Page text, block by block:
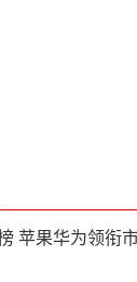
苹果华为领衔